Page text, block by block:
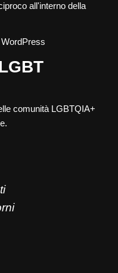
all'interno della
WordPress
comunità LGBTQIA+